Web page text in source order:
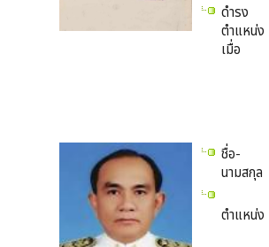
ดำรง
ตำแหน่ง
เมื่อ
ชื่อ-
นามสกุล
ตำแหน่ง